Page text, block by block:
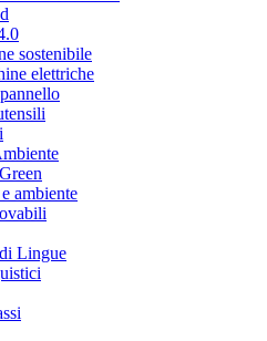
sostenibile
elettriche
ambiente
Lingue